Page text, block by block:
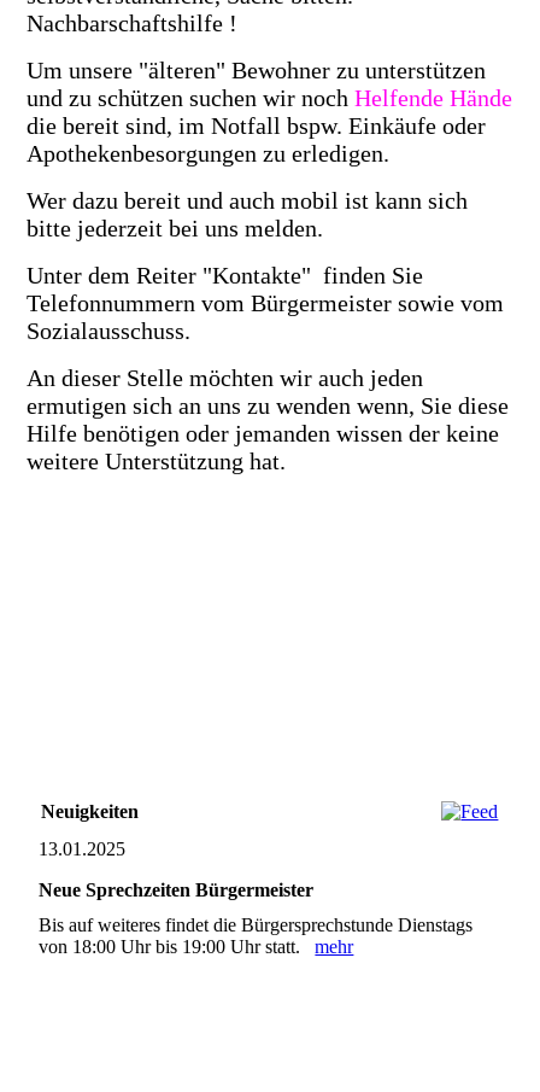
Nachbarschaftshilfe !
Um unsere "älteren" Bewohner zu unterstützen
und zu schützen suchen wir nochHelfende Hände
die bereit sind, im Notfall bspw. Einkäufe oder
Apothekenbesorgungen zu erledigen.
Wer dazu bereit und auch mobil ist kann sich
bitte jederzeit bei uns melden.
Unter dem Reiter "Kontakte" finden Sie
Telefonnummern vom Bürgermeister sowie vom
Sozialausschuss.
An dieser Stelle möchten wir auch jeden
ermutigen sich an uns zu wenden wenn, Sie diese
Hilfe benötigen oder jemanden wissen der keine
weitere Unterstützung hat.
Neuigkeiten
13.01.2025
Neue Sprechzeiten Bürgermeister
Bis auf weiteres findet die Bürgersprechstunde Dienstags
von 18:00 Uhr bis 19:00 Uhr statt.mehr